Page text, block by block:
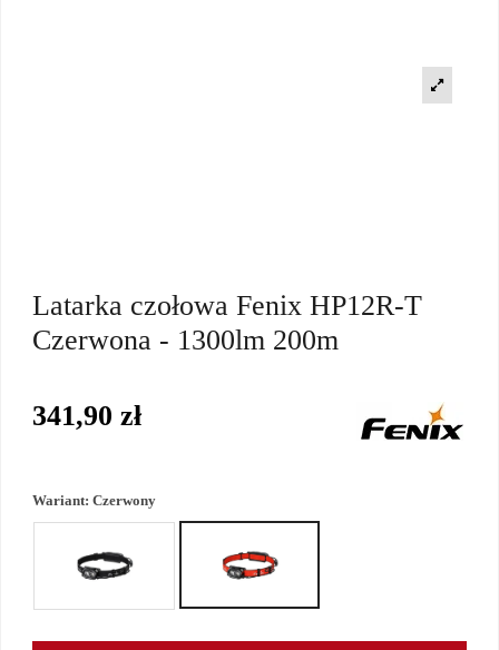
Latarka czołowa Fenix HP12R-T
Czerwona - 1300lm 200m
341,90 zł
Wariant: Czerwony